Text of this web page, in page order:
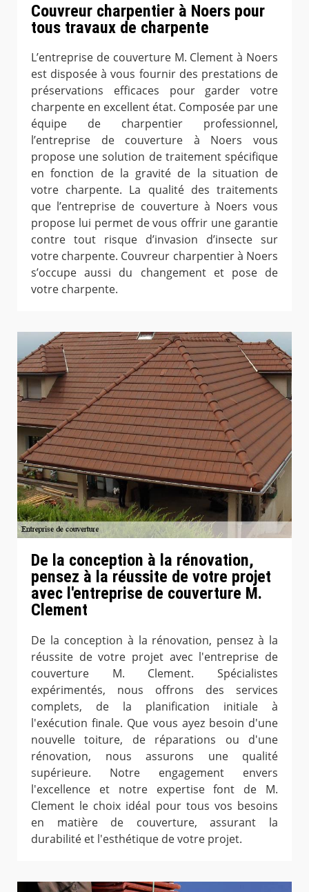
Couvreur charpentier à Noers pour
tous travaux de charpente
L’entreprise de couverture M. Clement à Noers
est disposée à vous fournir des prestations de
préservations efficaces pour garder votre
charpente en excellent état. Composée par une
équipe de charpentier professionnel,
l’entreprise de couverture à Noers vous
propose une solution de traitement spécifique
en fonction de la gravité de la situation de
votre charpente. La qualité des traitements
que l’entreprise de couverture à Noers vous
propose lui permet de vous offrir une garantie
contre tout risque d’invasion d’insecte sur
votre charpente. Couvreur charpentier à Noers
s’occupe aussi du changement et pose de
votre charpente.
De la conception à la rénovation,
pensez à la réussite de votre projet
avec l'entreprise de couverture M.
Clement
De la conception à la rénovation, pensez à la
réussite de votre projet avec l'entreprise de
couverture M. Clement. Spécialistes
expérimentés, nous offrons des services
complets, de la planification initiale à
l'exécution finale. Que vous ayez besoin d'une
nouvelle toiture, de réparations ou d'une
rénovation, nous assurons une qualité
supérieure. Notre engagement envers
l'excellence et notre expertise font de M.
Clement le choix idéal pour tous vos besoins
en matière de couverture, assurant la
durabilité et l'esthétique de votre projet.